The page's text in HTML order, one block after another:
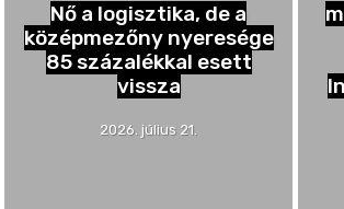
Nő a logisztika, de a
középmezőny nyeresége
85 százalékkal esett
vissza
2026. július 21.